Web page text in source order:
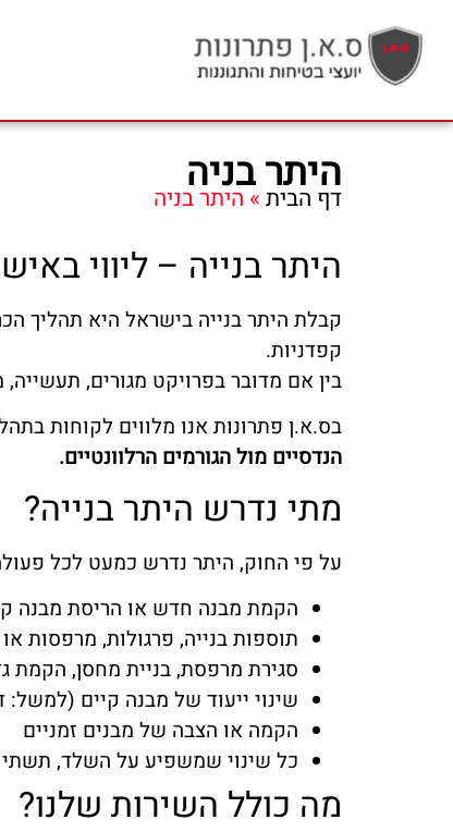
היתר בניה
דף הבית» היתר בניה
היתר בנייה – ליווי
קבלת היתר בנייה בישראל היא תהליך
קפדניות.
בין אם מדובר בפרויקט מגורים,
בס.א.ן פתרונות אנו מלווים לקוחות
הנדסיים מול הגורמים הרלוונטיים.
מתי נדרש היתר בנייה?
על פי החוק, היתר נדרש כמעט לכל
הקמת מבנה חדש או הריסת מבנה
תוספות בנייה, פרגולות, מרפסות
סגירת מרפסת, בניית מחסן, הקמת
שינוי ייעוד של מבנה קיים
הקמה או הצבה של מבנים זמניים
כל שינוי שמשפיע על השלד,
מה כולל השירות שלנו?